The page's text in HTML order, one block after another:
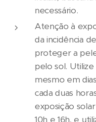
necessário.
Atenção à
da incidência
proteger a
pelo sol.
mesmo em
cada duas
exposição
10h e 16h, e